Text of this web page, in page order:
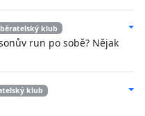
klub
run po sobě? Nějak
klub